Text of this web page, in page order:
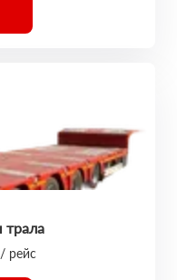
трала
рейс